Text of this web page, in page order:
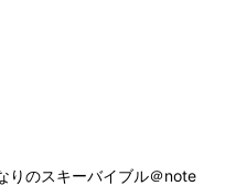
りのスキーバイブル＠note